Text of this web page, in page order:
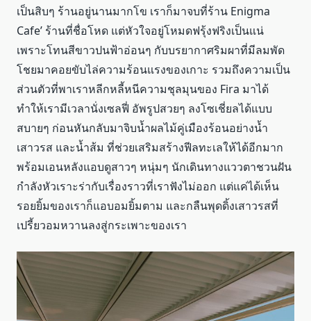
เป็นสิบๆ ร้านอยู่นานมากโข เราก็มาจบที่ร้าน Enigma
Cafe’ ร้านที่ชื่อโหด แต่หัวใจอยู่โหมดฟรุ้งฟริงเป็นแน่
เพราะโทนสีขาวปนฟ้าอ่อนๆ กับบรยากาศริมผาที่มีลมพัด
โชยมาคอยขับไล่ความร้อนแรงของเกาะ รวมถึงความเป็น
ส่วนตัวที่พาเราหลีกหลี้หนีความชุลมุนของ Fira มาได้
ทำให้เรามีเวลานั่งเซลฟี่ อัพรูปสวยๆ ลงโซเชี่ยลได้แบบ
สบายๆ ก่อนหันกลับมาจิบน้ำผลไม้คู่เมืองร้อนอย่างน้ำ
เสาวรส และน้ำส้ม ที่ช่วยเสริมสร้างฟีลทะเลให้ได้อีกมาก
พร้อมเอนหลังแอบดูสาวๆ หนุ่มๆ นักเดินทางแววตาชวนฝัน
กำลังหัวเราะร่ากับเรื่องราวที่เราฟังไม่ออก แต่แค่ได้เห็น
รอยยิ้มของเราก็แอบอมยิ้มตาม และกลืนพุดดิ้งเสาวรสที่
เปรี้ยวอมหวานลงสู่กระเพาะของเรา